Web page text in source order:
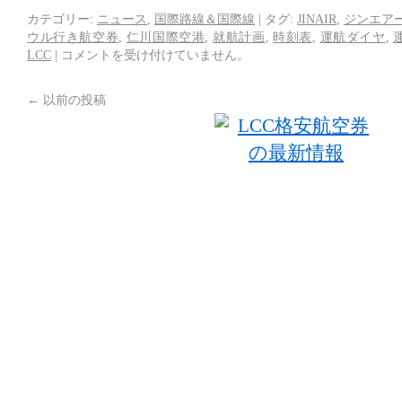
カテゴリー: ニュース 国際路線＆国際線 | タグ: JINAIR
ジンエア
ウル行き航空券
仁川国際空港 就航計画 時刻表 運航ダイヤ ,
LCC | コメントを受け付けていません。
← 以前の投稿